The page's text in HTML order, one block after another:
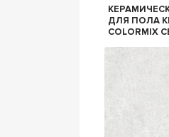
ДЛЯ ПОЛА
COLORMIX CEMENTO